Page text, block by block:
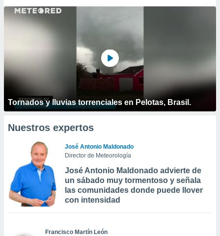
Tornados y lluvias torrenciales en Pelotas, Brasil.
Nuestros expertos
José Antonio Maldonado
Director de Meteorología
José Antonio Maldonado advierte de
un sábado muy tormentoso y señala
las comunidades donde puede llover
con intensidad
Francisco Martín León